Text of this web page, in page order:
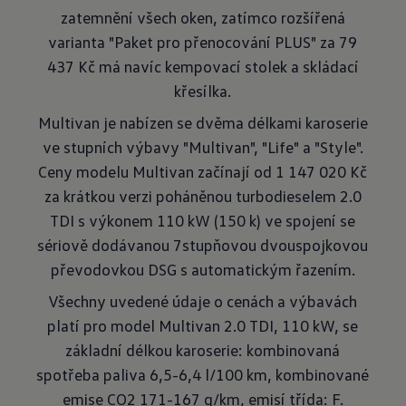
zatemnění všech oken, zatímco rozšířená
varianta "Paket pro přenocování PLUS" za 79
437 Kč má navíc kempovací stolek a skládací
křesílka.
Multivan je nabízen se dvěma délkami karoserie
ve stupních výbavy "Multivan", "Life" a "Style".
Ceny modelu Multivan začínají od 1 147 020 Kč
za krátkou verzi poháněnou turbodieselem 2.0
TDI s výkonem 110 kW (150 k) ve spojení se
sériově dodávanou 7stupňovou dvouspojkovou
převodovkou DSG s automatickým řazením.
Všechny uvedené údaje o cenách a výbavách
platí pro model Multivan 2.0 TDI, 110 kW, se
základní délkou karoserie: kombinovaná
spotřeba paliva 6,5-6,4 l/100 km, kombinované
emise CO2 171-167 g/km, emisí třída: F.